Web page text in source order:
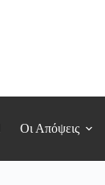
Οι Απόψεις